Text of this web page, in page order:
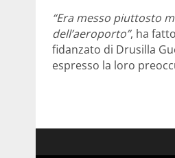
“Era messo piuttosto
dell’aeroporto”, ha
fidanzato di Drusilla
espresso la loro